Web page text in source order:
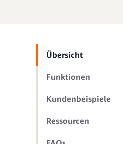
Übersicht
Funktionen
Kundenbeispiele
Ressourcen